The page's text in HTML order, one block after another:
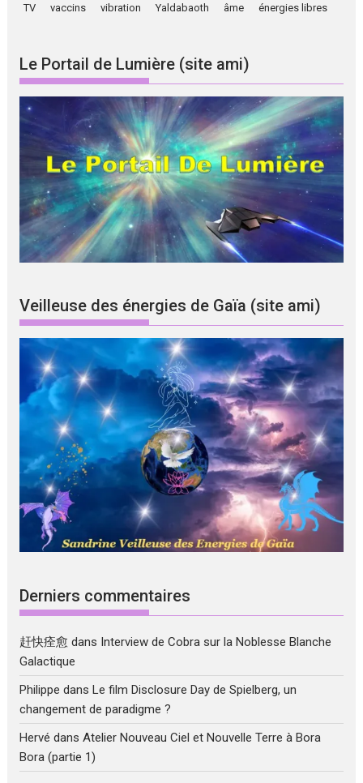
TV vaccins vibration Yaldabaoth âme énergies libres
Le Portail de Lumière (site ami)
Veilleuse des énergies de Gaïa (site ami)
Derniers commentaires
赶快痊愈 dans Interview de Cobra sur la Noblesse Blanche
Galactique
Philippe dansLe film Disclosure Day de Spielberg, un
changement de paradigme ?
Hervé dansAtelier Nouveau Ciel et Nouvelle Terre à Bora
Bora (partie 1)